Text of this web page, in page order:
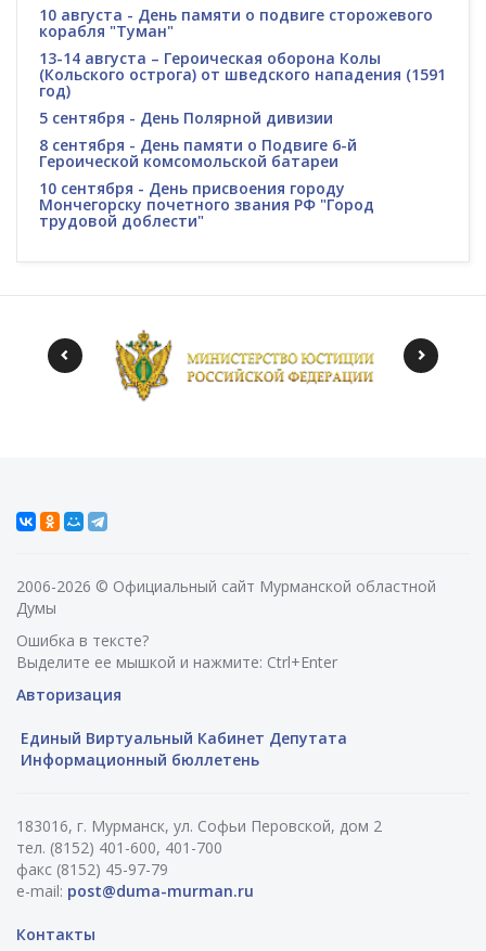
10 августа - День памяти о подвиге сторожевого
корабля "Туман"
13-14 августа – Героическая оборона Колы
(Кольского острога) от шведского нападения (1591
год)
5 сентября - День Полярной дивизии
8 сентября - День памяти о Подвиге 6-й
Героической комсомольской батареи
10 сентября - День присвоения городу
Мончегорску почетного звания РФ "Город
трудовой доблести"
2006-2026 © Официальный сайт Мурманской областной
Думы
Ошибка в тексте?
Выделите ее мышкой и нажмите: Ctrl+Enter
Авторизация
Единый Виртуальный Кабинет Депутата
Информационный бюллетень
183016, г. Мурманск, ул. Софьи Перовской, дом 2
тел. (8152) 401-600, 401-700
факс (8152) 45-97-79
e-mail: post@duma-murman.ru
Контакты